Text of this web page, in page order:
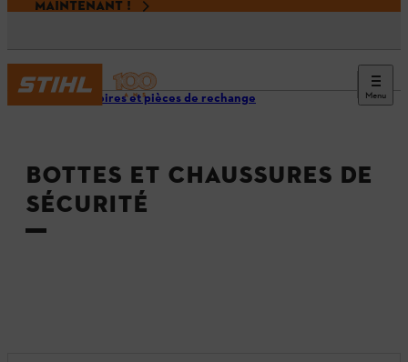
MAINTENANT !
Menu
Accessoires et pièces de rechange
BOTTES ET CHAUSSURES DE
SÉCURITÉ